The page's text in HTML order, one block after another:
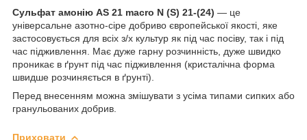
Сульфат амонію AS 21 macro N (S) 21-(24) — це
універсальне азотно-сіре добриво європейської якості, яке
застосовується для всіх з/х культур як під час посіву, так і під
час підживлення. Має дуже гарну розчинність, дуже швидко
проникає в ґрунт під час підживлення (кристалічна форма
швидше розчиняється в ґрунті).
Перед внесенням можна змішувати з усіма типами сипких або
гранульованих добрив.
Приховати